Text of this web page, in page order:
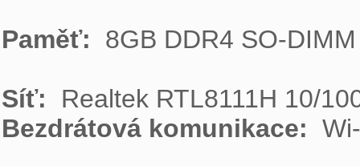
Paměť: 8GB DDR4 SO-DIMM
Síť:
Bezdrátová komunikace: